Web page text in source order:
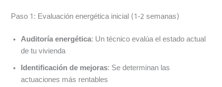
Paso 1: Evaluación energética inicial (1-2 semanas)
Auditoría energética: Un técnico evalúa el estado actual
de tu vivienda
Identificación de mejoras: Se determinan las
actuaciones más rentables